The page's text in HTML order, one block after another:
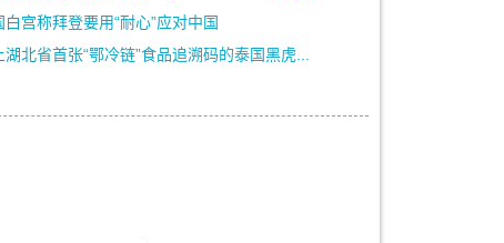
白宫称拜登要用“耐心”应对中国
湖北省首张“鄂冷链”食品追溯码的泰国黑虎...